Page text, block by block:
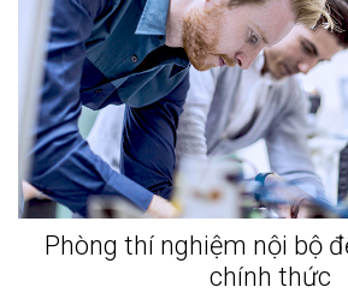
Phòng thí nghiệm nội bộ
chính thức